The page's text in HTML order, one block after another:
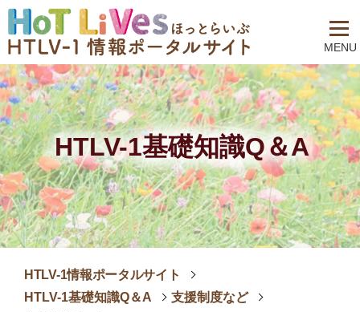
MENU
HTLV-1基礎知識Q＆A
HTLV-1情報ポータルサイト
HTLV-1基礎知識Q＆A
支援制度など